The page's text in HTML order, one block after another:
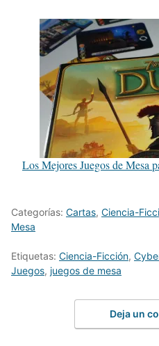
Los Mejores Juegos de Mesa
Categorías: Cartas, Ciencia-
Mesa
Etiquetas: Ciencia-Ficción,
Juegos, juegos de mesa
Deja un